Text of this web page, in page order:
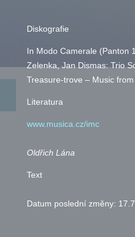
Diskografie
In Modo Camerale (Panton
Zelenka, Jan Dismas: Trio
Treasure-trove – Music
Literatura
www.musica.cz/imc
Oldřich Lána
Text
Datum poslední změny: